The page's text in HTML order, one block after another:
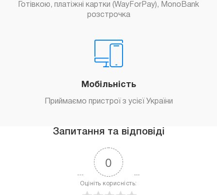
Готівкою, платіжні картки (WayForPay), MonoBank
розстрочка
Мобільність
Приймаємо пристрої з усієї України
Запитання та відповіді
0
Оцініть корисність: